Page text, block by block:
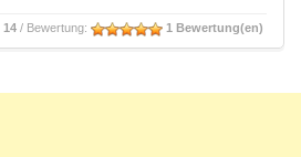
14/ Bewertung: 1 Bewertung(en)